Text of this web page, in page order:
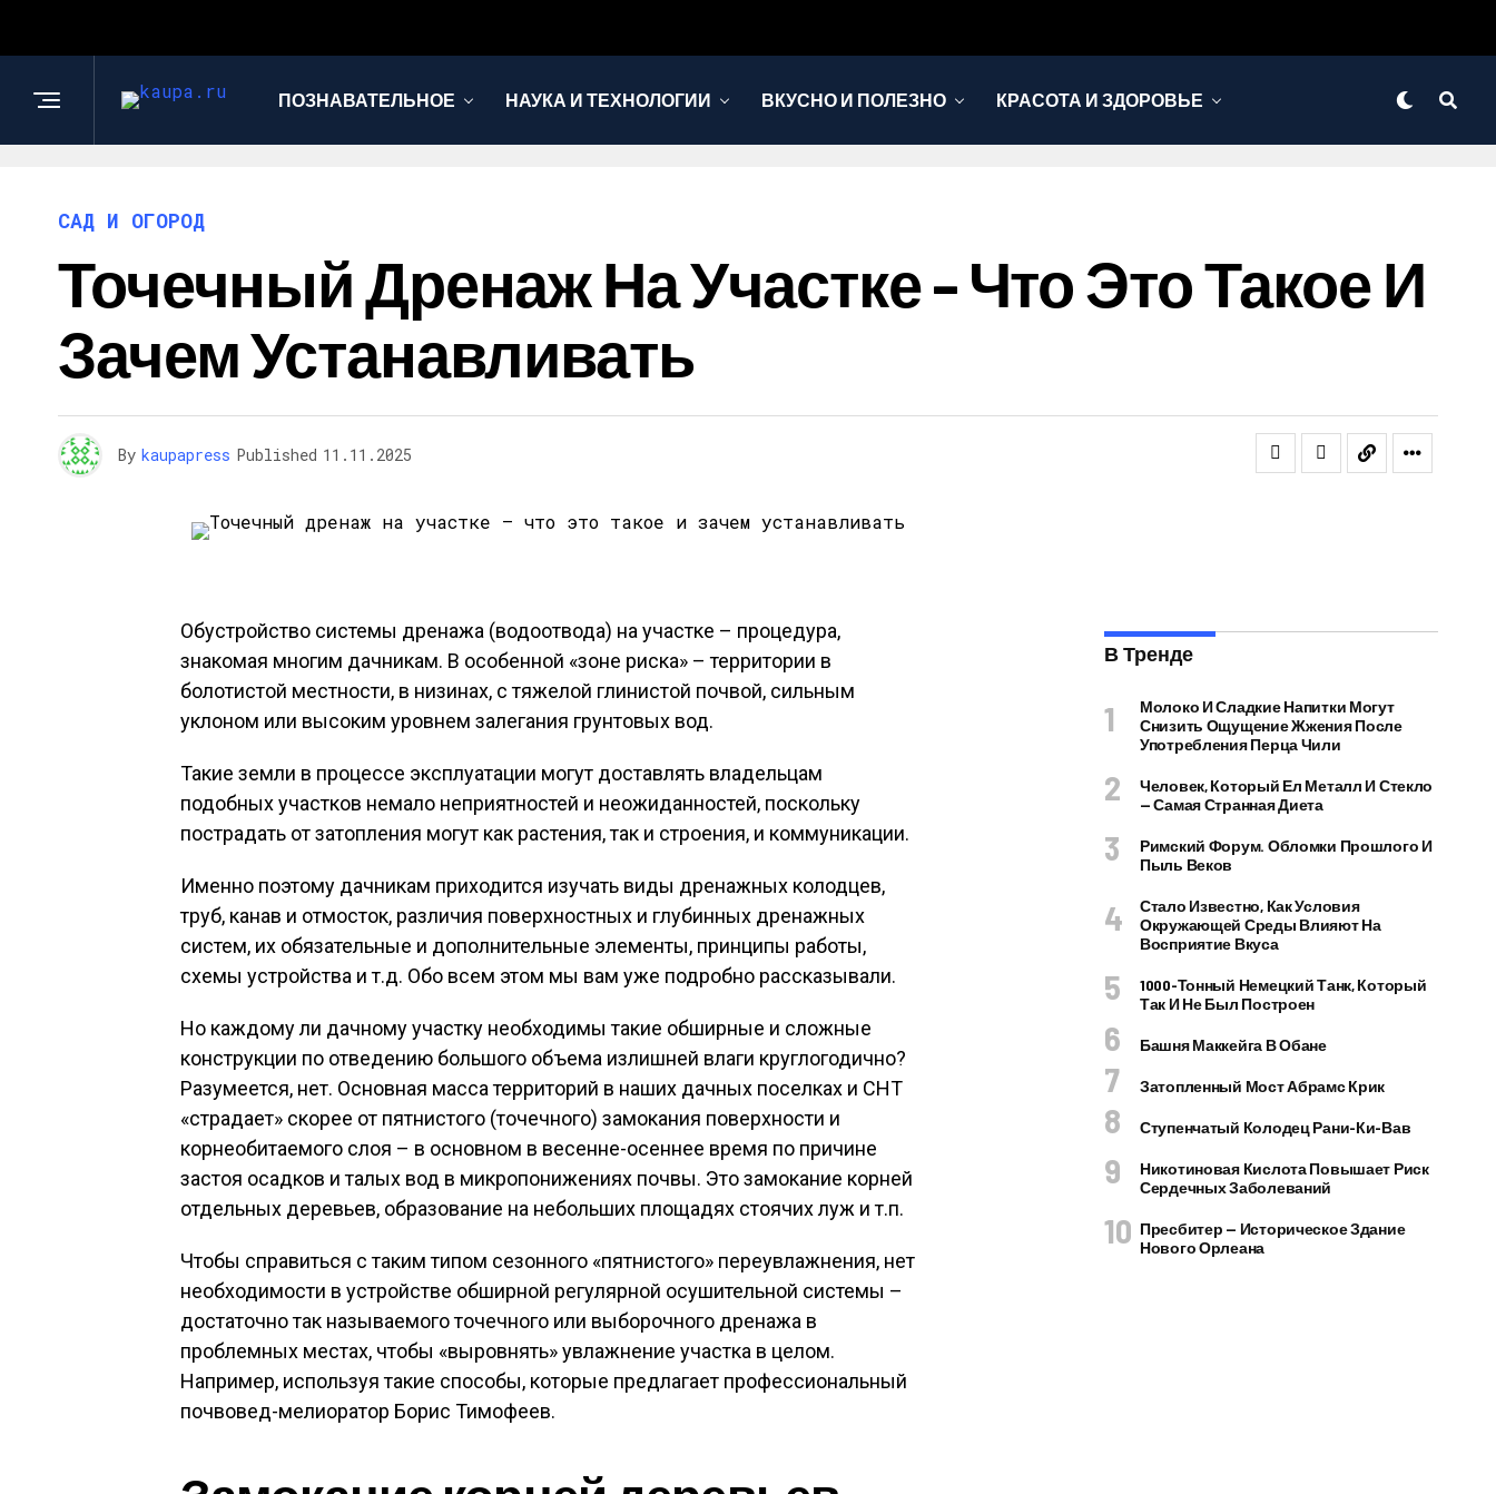
ПОЗНАВАТЕЛЬНОЕ НАУКА И ТЕХНОЛОГИИ ВКУСНО И ПОЛЕЗНО КРАСОТА И ЗДОРОВЬЕ
САД И ОГОРОД
Точечный Дренаж На Участке – Что Это Такое И
Зачем Устанавливать
By kaupapress Published 11.11.2025
Обустройство системы дренажа (водоотвода) на участке – процедура,
знакомая многим дачникам. В особенной «зоне риска» – территории в
болотистой местности, в низинах, с тяжелой глинистой почвой, сильным
уклоном или высоким уровнем залегания грунтовых вод.
Такие земли в процессе эксплуатации могут доставлять владельцам
подобных участков немало неприятностей и неожиданностей, поскольку
пострадать от затопления могут как растения, так и строения, и коммуникации.
Именно поэтому дачникам приходится изучать виды дренажных колодцев,
труб, канав и отмосток, различия поверхностных и глубинных дренажных
систем, их обязательные и дополнительные элементы, принципы работы,
схемы устройства и т.д. Обо всем этом мы вам уже подробно рассказывали.
Но каждому ли дачному участку необходимы такие обширные и сложные
конструкции по отведению большого объема излишней влаги круглогодично?
Разумеется, нет. Основная масса территорий в наших дачных поселках и СНТ
«страдает» скорее от пятнистого (точечного) замокания поверхности и
корнеобитаемого слоя – в основном в весенне-осеннее время по причине
застоя осадков и талых вод в микропонижениях почвы. Это замокание корней
отдельных деревьев, образование на небольших площадях стоячих луж и т.п.
Чтобы справиться с таким типом сезонного «пятнистого» переувлажнения, нет
необходимости в устройстве обширной регулярной осушительной системы –
достаточно так называемого точечного или выборочного дренажа в
проблемных местах, чтобы «выровнять» увлажнение участка в целом.
Например, используя такие способы, которые предлагает профессиональный
почвовед-мелиоратор Борис Тимофеев.
В Тренде
Молоко И Сладкие Напитки Могут
Снизить Ощущение Жжения После
Употребления Перца Чили
Человек, Который Ел Металл И Стекло
— Самая Странная Диета
Римский Форум. Обломки Прошлого И
Пыль Веков
Стало Известно, Как Условия
Окружающей Среды Влияют На
Восприятие Вкуса
1000-Тонный Немецкий Танк, Который
Так И Не Был Построен
Башня Маккейга В Обане
Затопленный Мост Абрамс Крик
Ступенчатый Колодец Рани-Ки-Вав
Никотиновая Кислота Повышает Риск
Сердечных Заболеваний
Пресбитер — Историческое Здание
Нового Орлеана